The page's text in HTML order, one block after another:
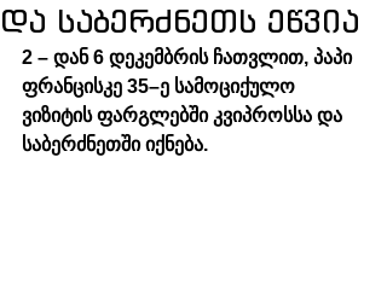
და საბერძნეთს ეწვია
2 – დან 6 დეკემბრის ჩათვლით, პაპი
ფრანცისკე 35–ე სამოციქულო
ვიზიტის ფარგლებში კვიპროსსა და
საბერძნეთში იქნება.